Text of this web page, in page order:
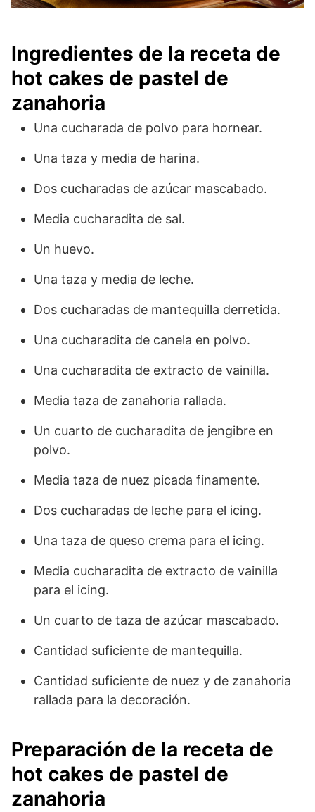
Ingredientes de la receta de
hot cakes de pastel de
zanahoria
Una cucharada de polvo para hornear.
Una taza y media de harina.
Dos cucharadas de azúcar mascabado.
Media cucharadita de sal.
Un huevo.
Una taza y media de leche.
Dos cucharadas de mantequilla derretida.
Una cucharadita de canela en polvo.
Una cucharadita de extracto de vainilla.
Media taza de zanahoria rallada.
Un cuarto de cucharadita de jengibre en
polvo.
Media taza de nuez picada finamente.
Dos cucharadas de leche para el icing.
Una taza de queso crema para el icing.
Media cucharadita de extracto de vainilla
para el icing.
Un cuarto de taza de azúcar mascabado.
Cantidad suficiente de mantequilla.
Cantidad suficiente de nuez y de zanahoria
rallada para la decoración.
Preparación de la receta de
hot cakes de pastel de
zanahoria